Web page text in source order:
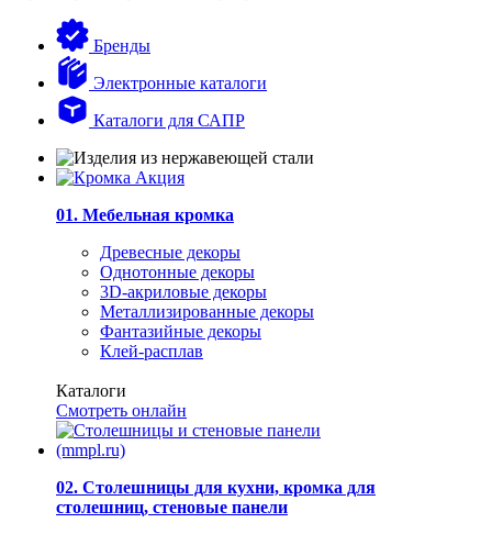
Бренды
Электронные каталоги
Каталоги для САПР
01. Мебельная кромка
Древесные декоры
Однотонные декоры
3D-акриловые декоры
Металлизированные декоры
Фантазийные декоры
Клей-расплав
Каталоги
Смотреть онлайн
02. Столешницы для кухни, кромка для
столешниц, стеновые панели